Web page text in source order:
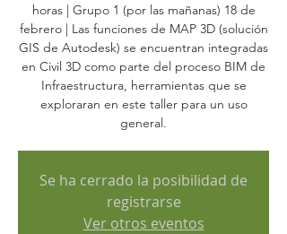
horas | Grupo 1 (por las mañanas) 18 de
febrero | Las funciones de MAP 3D (solución
GIS de Autodesk) se encuentran integradas
en Civil 3D como parte del proceso BIM de
Infraestructura, herramientas que se
exploraran en este taller para un uso
general.
Se ha cerrado la posibilidad de
registrarse
Ver otros eventos